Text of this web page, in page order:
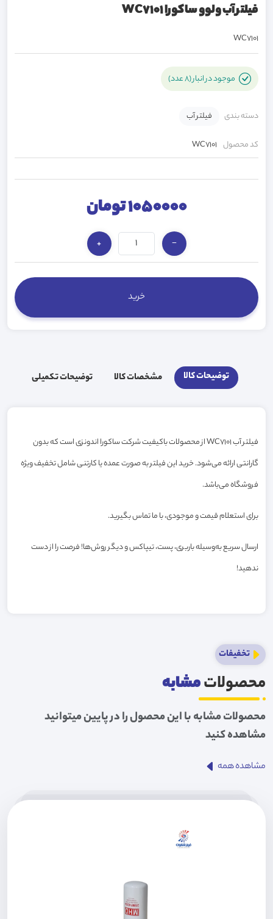
فيلتر آب ولوو ساکورا WC7101
WC7101
موجود در انبار (8 عدد)
دسته بندی فیلتر آب
کد محصول WC7101
1050000 تومان
−
+
توضیحات کالا مشخصات کالا توضیحات تکمیلی
فیلتر آب WC7101 از محصولات باکیفیت شرکت ساکورا اندونزی است که بدون
گارانتی ارائه می‌شود. خرید این فیلتر به صورت عمده یا کارتنی شامل تخفیف ویژه
فروشگاه می‌باشد.
برای استعلام قیمت و موجودی، با ما تماس بگیرید.
ارسال سریع به‌وسیله باربری، پست، تیپاکس و دیگر روش‌ها! فرصت را از دست
ندهید!
تخفیفات
محصولاتمشابه
محصولات مشابه با این محصول را در پایین میتوانید
مشاهده کنید
مشاهده همه